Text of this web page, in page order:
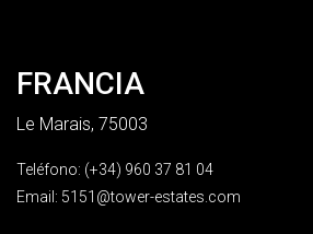
FRANCIA
Le Marais, 75003
Teléfono: (+34) 960 37 81 04
Email: 5151@tower-estates.com